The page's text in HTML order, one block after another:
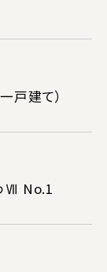
戸建て）
Ⅶ No.1